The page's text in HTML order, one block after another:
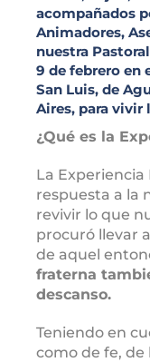
acompañados
Animadores,
nuestra
9 de febrero en
San Luis, de
Aires, para vivir
¿Qué es la
La
respuesta a la
revivir lo que
procuró llevar
de aquel
fraterna
descanso.
Teniendo en
como de fe, de